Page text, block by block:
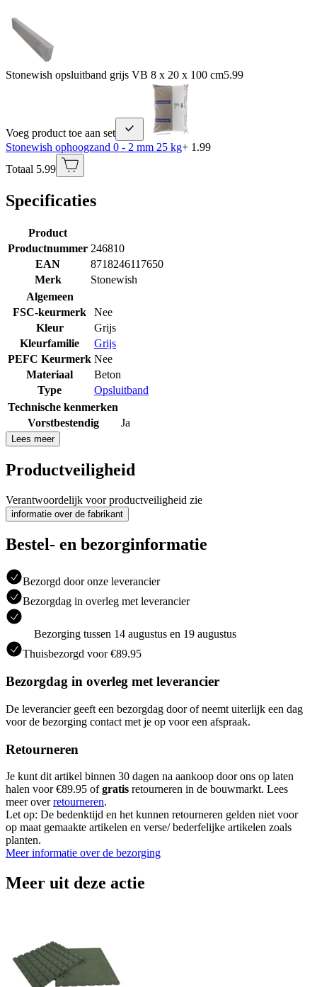
Stonewish opsluitband grijs VB 8 x 20 x 100 cm5.99
Voeg product toe aan set
Stonewish ophoogzand 0 - 2 mm 25 kg+ 1.99
Totaal 5.99
Specificaties
Product
Productnummer 246810
EAN
8718246117650
Merk
Stonewish
Algemeen
FSC-keurmerk
Nee
Kleur
Grijs
Kleurfamilie
Grijs
PEFC Keurmerk Nee
Materiaal
Beton
Type
Opsluitband
Technische kenmerken
Vorstbestendig
Ja
Lees meer
Productveiligheid
Verantwoordelijk voor productveiligheid zie
informatie over de fabrikant
Bestel- en bezorginformatie
Bezorgd door onze leverancier
Bezorgdag in overleg met leverancier
Bezorging tussen 14 augustus en 19 augustus
Thuisbezorgd voor €89.95
Bezorgdag in overleg met leverancier
De leverancier geeft een bezorgdag door of neemt uiterlijk een dag
voor de bezorging contact met je op voor een afspraak.
Retourneren
Je kunt dit artikel binnen 30 dagen na aankoop door ons op laten
halen voor €89.95 ofgratis retourneren in de bouwmarkt. Lees
meer overretourneren.
Let op: De bedenktijd en het kunnen retourneren gelden niet voor
op maat gemaakte artikelen en verse/ bederfelijke artikelen zoals
planten.
Meer informatie over de bezorging
Meer uit deze actie